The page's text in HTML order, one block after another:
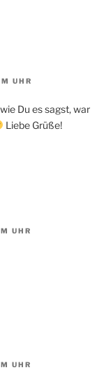
UHR
Du es sagst, war
Liebe Grüße!
UHR
UHR